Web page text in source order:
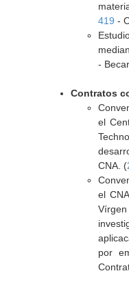
419 -
-
Contratos
el
CNA. (
el
por